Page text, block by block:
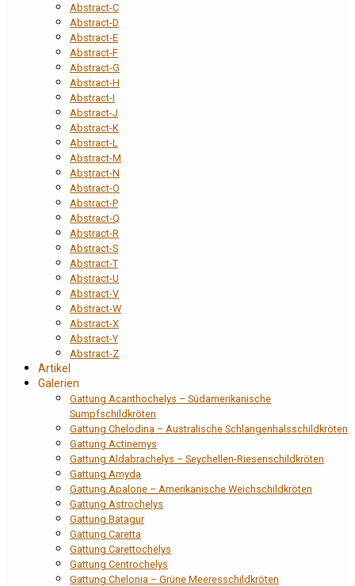
Abstract-C
Abstract-D
Abstract-E
Abstract-F
Abstract-G
Abstract-H
Abstract-I
Abstract-J
Abstract-K
Abstract-L
Abstract-M
Abstract-N
Abstract-O
Abstract-P
Abstract-Q
Abstract-R
Abstract-S
Abstract-T
Abstract-U
Abstract-V
Abstract-W
Abstract-X
Abstract-Y
Abstract-Z
Artikel
Galerien
Gattung Acanthochelys – Südamerikanische
Sumpfschildkröten
Gattung Chelodina – Australische Schlangenhalsschildkröten
Gattung Actinemys
Gattung Aldabrachelys – Seychellen-Riesenschildkröten
Gattung Amyda
Gattung Apalone – Amerikanische Weichschildkröten
Gattung Astrochelys
Gattung Batagur
Gattung Caretta
Gattung Carettochelys
Gattung Centrochelys
Gattung Chelonia – Grüne Meeresschildkröten